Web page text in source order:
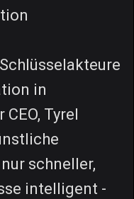
in
Tyrel
schneller,
intelligent -